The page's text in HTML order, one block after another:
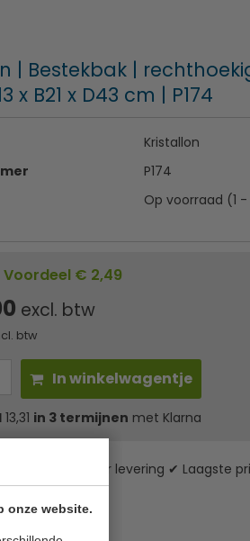
onze website.
| Bestekbak |
x B21 x D43 cm | P174
Kristallon
P174
Op voorraad (1
Voordeel € 2,49
excl. btw
btw
In winkelwagentje
13,31 in 3 termijnen met Klarna
✔ 24 uur levering ✔ Laagste